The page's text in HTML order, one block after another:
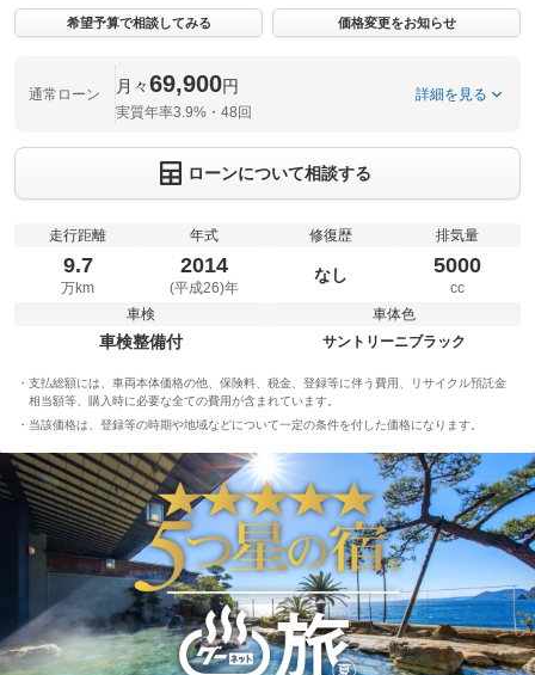
希望予算で相談してみる 価格変更をお知らせ
通常ローン 月々69,900円
実質年率3.9%・48回
詳細を見る
ローンについて相談する
走行距離
9.7
万km
年式
2014
(平成26)年
修復歴
なし
排気量
5000
cc
車検
車検整備付
車体色
サントリーニブラック
支払総額には、車両本体価格の他、保険料、税金、登録等に伴う費用、リサイクル預託金
相当額等、購入時に必要な全ての費用が含まれています。
当該価格は、登録等の時期や地域などについて一定の条件を付した価格になります。